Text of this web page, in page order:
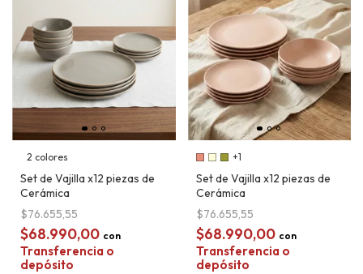
2 colores
Set de Vajilla x12 piezas de
Cerámica
$76.655,55
$68.990,00 con
Transferencia o
depósito
+1
Set de Vajilla x12 piezas de
Cerámica
$76.655,55
$68.990,00 con
Transferencia o
depósito